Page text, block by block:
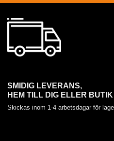
SMIDIG LEVERANS,
HEM TILL DIG ELLER BUTIK
Skickas inom 1-4 arbetsdagar för